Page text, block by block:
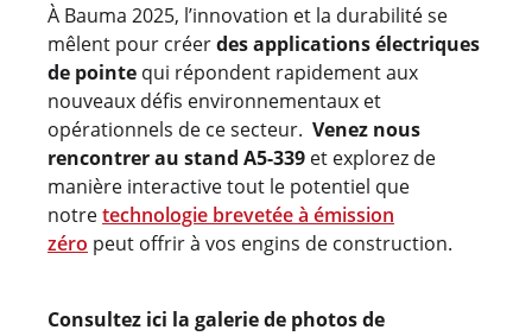
À Bauma 2025, l’innovation et la durabilité se
mêlent pour créerdes applications électriques
de pointe qui répondent rapidement aux
nouveaux défis environnementaux et
opérationnels de ce secteur. Venez nous
rencontrer au stand A5-339 et explorez de
manière interactive tout le potentiel que
notretechnologie brevetée à émission
zéro peut offrir à vos engins de construction.
Consultez ici la galerie de photos de